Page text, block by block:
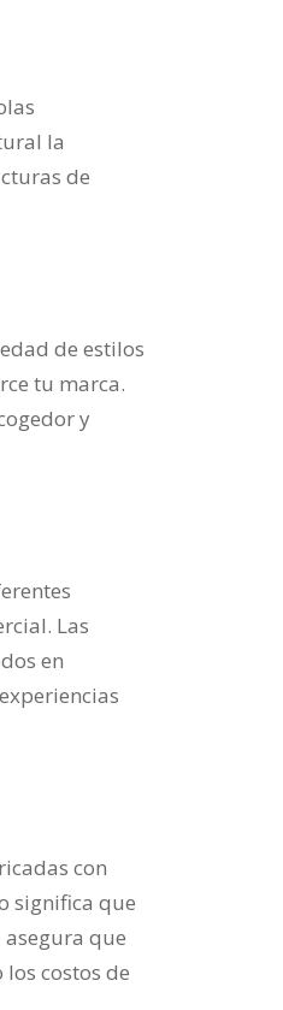
la
de
de estilos
tu marca.
y
Las
en
con
significa que
que
costos de